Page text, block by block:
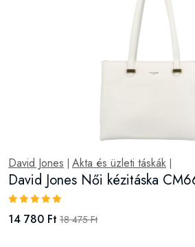
FLORA CO|Akta és üzleti táskák|
FLORA & CO Női kézitáska